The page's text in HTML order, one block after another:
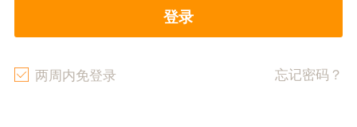
登录
两周内免登录 忘记密码？